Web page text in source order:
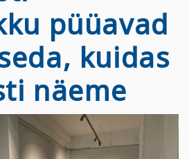
püüavad
kuidas
näeme